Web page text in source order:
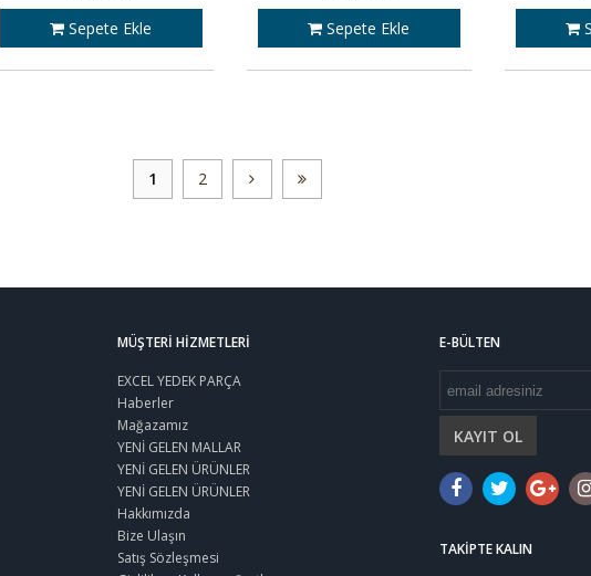
Sepete Ekle Sepete Ekle
1 2
MÜŞTERI HIZMETLERI
EXCEL YEDEK PARÇA
Haberler
Mağazamız
YENİ GELEN MALLAR
YENİ GELEN ÜRÜNLER
YENİ GELEN ÜRÜNLER
Hakkımızda
Bize Ulaşın
Satış Sözleşmesi
E-BÜLTEN
KAYIT OL
TAKIPTE KALIN